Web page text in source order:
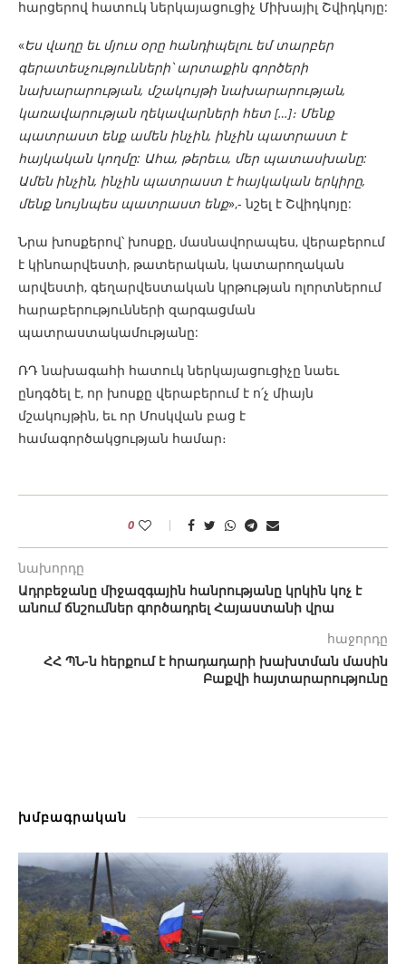
հարցերով հատուկ ներկայացուցիչ Միխայիլ Շվիդկոյը:
«Ես վաղը եւ մյուս օրը հանդիպելու եմ տարբեր
գերատեսչությունների՝ արտաքին գործերի
նախարարության, մշակույթի նախարարության,
կառավարության ղեկավարների հետ […]։ Մենք
պատրաստ ենք ամեն ինչին, ինչին պատրաստ է
հայկական կողմը: Ահա, թերեւս, մեր պատասխանը:
Ամեն ինչին, ինչին պատրաստ է հայկական երկիրը,
մենք նույնպես պատրաստ ենք»,- նշել է Շվիդկոյը:
Նրա խոսքերով՝ խոսքը, մասնավորապես, վերաբերում
է կինոարվեստի, թատերական, կատարողական
արվեստի, գեղարվեստական կրթության ոլորտներում
հարաբերությունների զարգացման
պատրաստակամությանը:
ՌԴ նախագահի հատուկ ներկայացուցիչը նաեւ
ընդգծել է, որ խոսքը վերաբերում է ո՛չ միայն
մշակույթին, եւ որ Մոսկվան բաց է
համագործակցության համար։
0
նախորդը
Ադրբեջանը միջազգային հանրությանը կրկին կոչ է
անում ճնշումներ գործադրել Հայաստանի վրա
հաջորդը
ՀՀ ՊՆ-ն հերքում է հրադադարի խախտման մասին
Բաքվի հայտարարությունը
խմբագրական